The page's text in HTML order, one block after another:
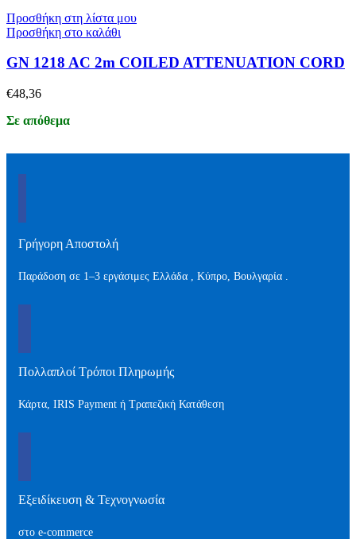
Προσθήκη στη λίστα μου
Προσθήκη στο καλάθι
GN 1218 AC 2m COILED ATTENUATION CORD
€48,36
Σε απόθεμα
Γρήγορη Αποστολή
Παράδοση σε 1–3 εργάσιμες Ελλάδα , Kύπρο, Βουλγαρία .
Πολλαπλοί Τρόποι Πληρωμής
Κάρτα, IRIS Payment ή Τραπεζική Κατάθεση
Εξειδίκευση & Τεχνογνωσία
στο e-commerce